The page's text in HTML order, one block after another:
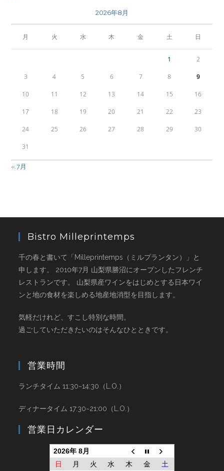
2026年8月
月 火 水 木 金 土 日
1 2
3 4 5 6 7 8 9
10 11 12 13 14 15 16
17 18 19 20 21 22 23
24 25 26 27 28 29 30
31
« 7月
Bistro Milleprintemps
千の春と書いて「Milleprintemps（ミルプランタン）」と
申します。 2010年7月 山梨県勝沼にオープンしたフレンチ
レストランです。 山梨県産ワインをはじめとする日本ワイ
ンと地の食材を楽しめる地産地消型を目指します。
気軽だけれど、すこし特別な時間。
過ごしていただきたいのはそんなひとときです。
営業時間
ランチタイム 11:30~14:30（L.O.）
ディナータイム 17:30~21:00（L.O.）
営業日カレンダー
2026年 8月
日
月 火 水 木 金
土